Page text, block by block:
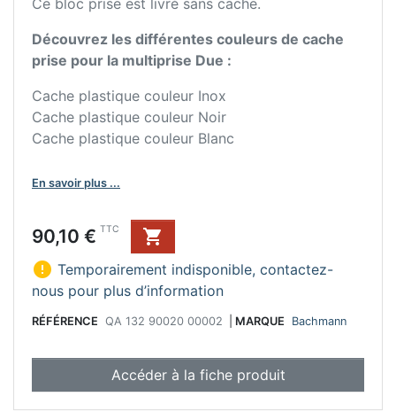
Découvrez les différentes couleurs de cache
prise pour la multiprise Due :
Cache plastique couleur Inox
Cache plastique couleur Noir
Cache plastique couleur Blanc
En savoir plus ...
Prix
90,10 € TTC

 Temporairement indisponible, contactez-
nous pour plus d’information
RÉFÉRENCE QA 132 90020 00002 MARQUE Bachmann
Accéder à la fiche produit